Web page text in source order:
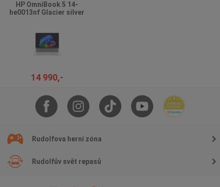
HP OmniBook 5 14-
he0013nf Glacier silver
14 990,-
Rudolfova herní zóna
Rudolfův svět repasů